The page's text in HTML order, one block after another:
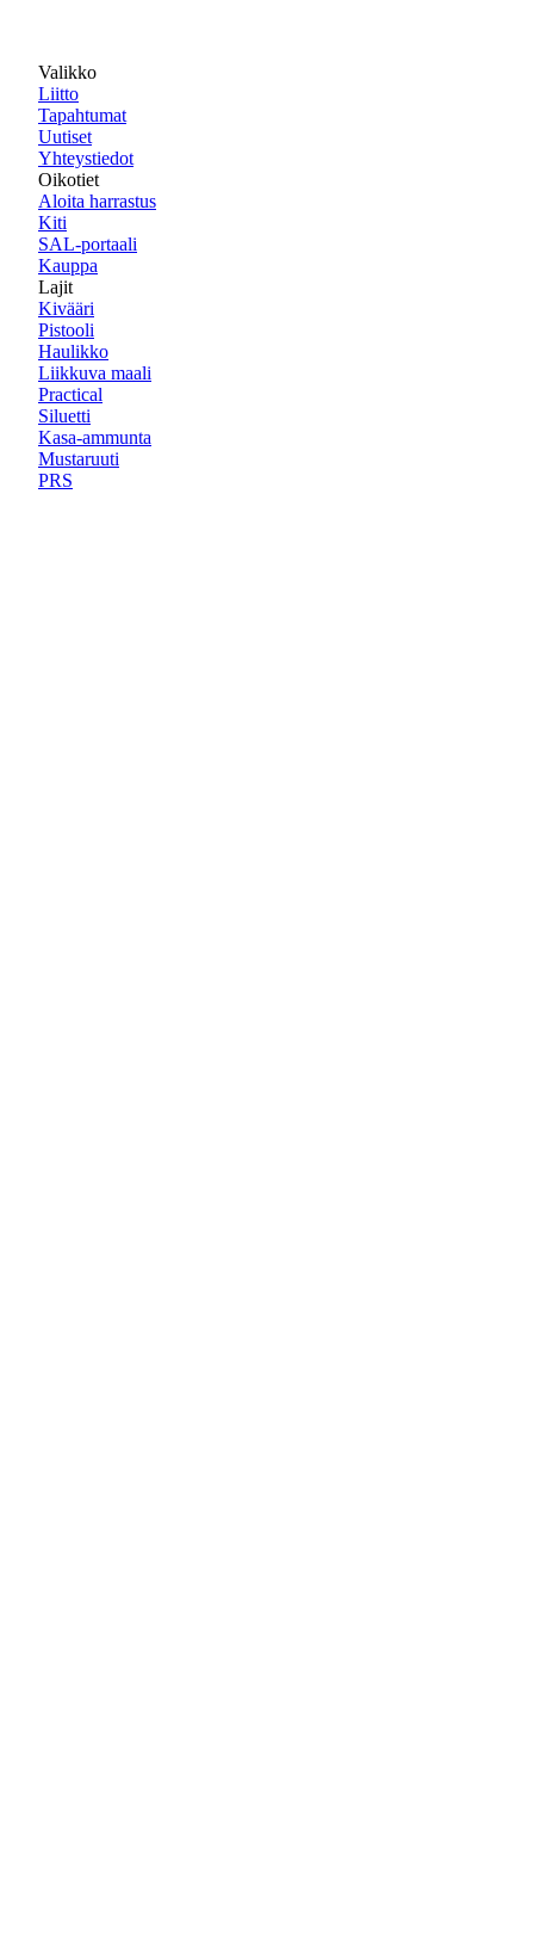
Valikko
Liitto
Tapahtumat
Uutiset
Yhteystiedot
Oikotiet
Aloita harrastus
Kiti
SAL-portaali
Kauppa
Lajit
Kivääri
Pistooli
Haulikko
Liikkuva maali
Practical
Siluetti
Kasa-ammunta
Mustaruuti
PRS